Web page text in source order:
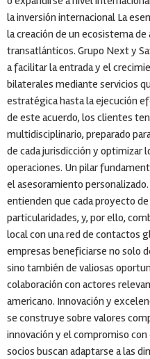
la inversión internacional La
la creación de un ecosistema
transatlánticos. Grupo Next y
a facilitar la entrada y el
bilaterales mediante servicios
estratégica hasta la ejecución
de este acuerdo, los clientes
multidisciplinario, preparado
de cada jurisdicción y optimizar
operaciones. Un pilar
el asesoramiento
entienden que cada proyecto
particularidades, y, por ello,
local con una red de contactos
empresas beneficiarse no solo
sino también de valiosas
colaboración con actores
americano. Innovación y
se construye sobre valores
innovación y el compromiso
socios buscan adaptarse a las